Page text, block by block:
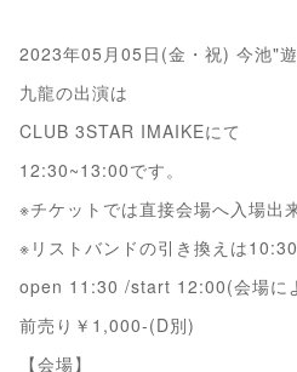
2023年05月05日(金・祝) 今池"
九龍の出演は
CLUB 3STAR IMAIKEにて
12:30~13:00です。
※チケットでは直接会場へ入場出
※リストバンドの引き換えは
open 11:30 /start 12:00(会場に
前売り￥1,000-(D別)
【会場】